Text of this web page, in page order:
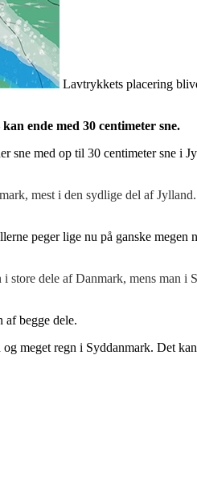
Lavtrykkets placering
ende med 30 centimeter sne.
med op til 30 centimeter sne i
mest i den sydlige del af
peger lige nu på ganske
dele af Danmark, mens man i
af begge dele.
meget regn i Syddanmark. Det